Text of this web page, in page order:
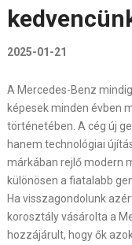
2025-01-21
A Mercedes-Benz
képesek minden évben
történetében. A cég új
hanem technológiai
márkában rejlő modern
különösen a fiatalabb
Ha visszagondolunk
korosztály vásárolta a
hozzájárult, hogy ők